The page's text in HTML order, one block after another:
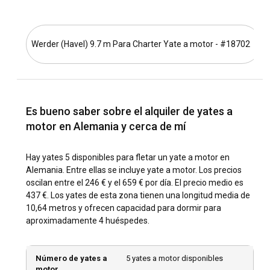
Desde el cautivador mar Báltico hasta la pacífica costa del
mar del Norte y el encantador lago Constanza, Alemania
tiene una variedad de destinos para navegar. Si deseas
fletar un yate a motor diariamente, los puertos deportivos
de Stralsund, Kiel o Rostock son puntos de partida
¿Cuál es la mejor época para fletar un yate a motor
La mejor época para fletar un yate a motor en Alemania es
entre mayo y septiembre, durante los meses de verano
cuando el clima es agradable. Disfruta del Hamburger Dom
en Hamburgo o el Oktoberfest en Múnich para una rica
experiencia cultural.
navegación en Alemania?
Werder (Havel) 9.7 m Para Charter Yate a motor - #18702
Es bueno saber sobre el alquiler de yates a
motor en Alemania y cerca de mí
Hay yates 5 disponibles para fletar un yate a motor en
Alemania. Entre ellas se incluye yate a motor. Los precios
oscilan entre el 246 € y el 659 € por día. El precio medio es
437 €. Los yates de esta zona tienen una longitud media de
10,64 metros y ofrecen capacidad para dormir para
aproximadamente 4 huéspedes.
Número de yates a
5 yates a motor disponibles